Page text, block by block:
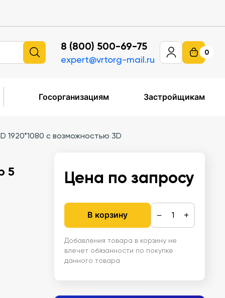
8 (800) 500-69-75
expert@vrtorg-mail.ru
0
Госорганизациям Застройщикам
1920*1080 с возможностью 3D
5
Цена по запросу
В корзину − +
Добавления товара в корзину не
влечет обязанности по покупке
данного товара